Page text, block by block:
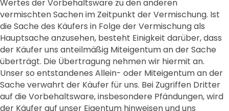
Wertes der Vorbehaltsware zu den anderen
vermischten Sachen im Zeitpunkt der Vermischung. Ist
die Sache des Käufers in Folge der Vermischung als
Hauptsache anzusehen, besteht Einigkeit darüber, dass
der Käufer uns anteilmäßig Miteigentum an der Sache
überträgt. Die Übertragung nehmen wir hiermit an.
Unser so entstandenes Allein- oder Miteigentum an der
Sache verwahrt der Käufer für uns. Bei Zugriffen Dritter
auf die Vorbehaltsware, insbesondere Pfändungen, wird
der Käufer auf unser Eigentum hinweisen und uns